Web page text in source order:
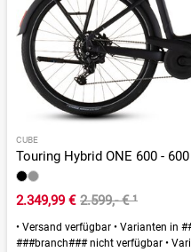
CUBE
2.349,99 € 2.599,- €¹
• Versand verfügbar • Varianten in
###branch### nicht verfügbar •